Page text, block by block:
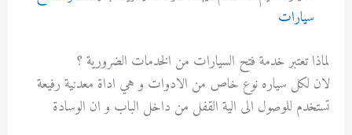
سيارات
لماذا تعتبر خدمة فتح السيارات من الخدمات الضرورية ؟
لان لكل سياره نوع خاص من الادوات و هي اداة معدنية رفيعة
تستخدم للوصول الى الية القفل من داخل الباب و ان الوسادة